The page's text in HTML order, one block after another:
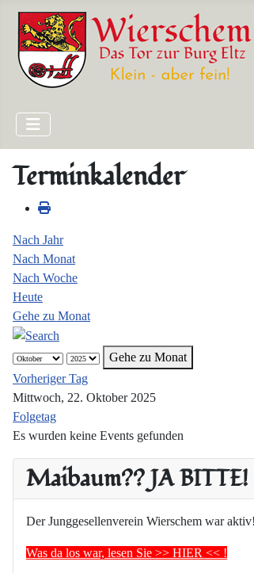
Maibaum?? JA BITTE!
Der Junggesellenverein Wierschem war aktiv!
Was da los war, lesen Sie >> HIER << !
Terminkalender
Nach Jahr
Nach Monat
Nach Woche
Heute
Gehe zu Monat
Gehe zu Monat
Vorheriger Tag
Mittwoch, 22. Oktober 2025
Folgetag
Es wurden keine Events gefunden